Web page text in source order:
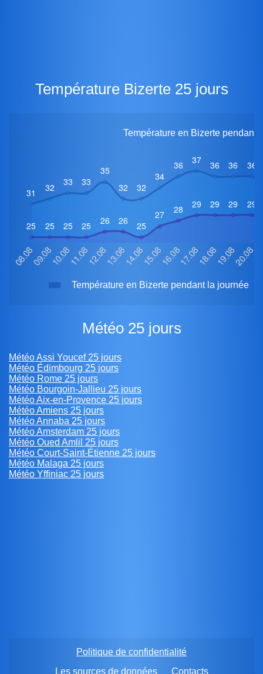
Température Bizerte 25 jours
Température en Bizerte pendant
Température en Bizerte pendant la journée
Météo 25 jours
Météo Assi Youcef 25 jours
Météo Édimbourg 25 jours
Météo Rome 25 jours
Météo Bourgoin-Jallieu 25 jours
Météo Aix-en-Provence 25 jours
Météo Amiens 25 jours
Météo Annaba 25 jours
Météo Amsterdam 25 jours
Météo Oued Amlil 25 jours
Météo Court-Saint-Étienne 25 jours
Météo Malaga 25 jours
Météo Yffiniac 25 jours
Politique de confidentialité
Les sources de données
Contacts